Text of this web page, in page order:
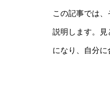
この記事では
説明します。
になり、自分に